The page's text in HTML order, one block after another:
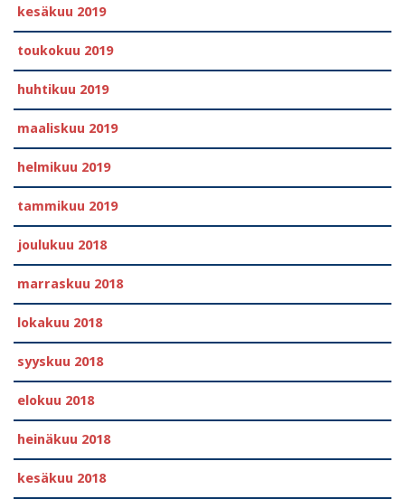
kesäkuu 2019
toukokuu 2019
huhtikuu 2019
maaliskuu 2019
helmikuu 2019
tammikuu 2019
joulukuu 2018
marraskuu 2018
lokakuu 2018
syyskuu 2018
elokuu 2018
heinäkuu 2018
kesäkuu 2018